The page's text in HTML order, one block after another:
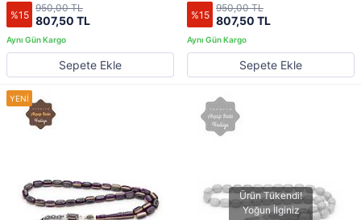
%15 807,50 TL
950,00 TL
Sepete Ekle
%15 807,50 TL
950,00 TL
Sepete Ekle